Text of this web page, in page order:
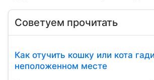
Советуем прочитать
Как отучить кошку или кота
неположенном месте